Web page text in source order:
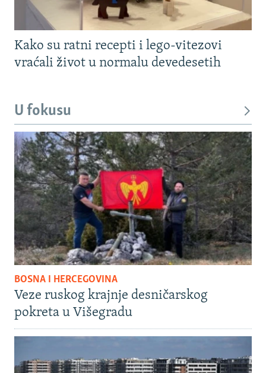
Kako su ratni recepti i lego-vitezovi
vraćali život u normalu devedesetih
U fokusu
BOSNA I HERCEGOVINA
Veze ruskog krajnje desničarskog
pokreta u Višegradu